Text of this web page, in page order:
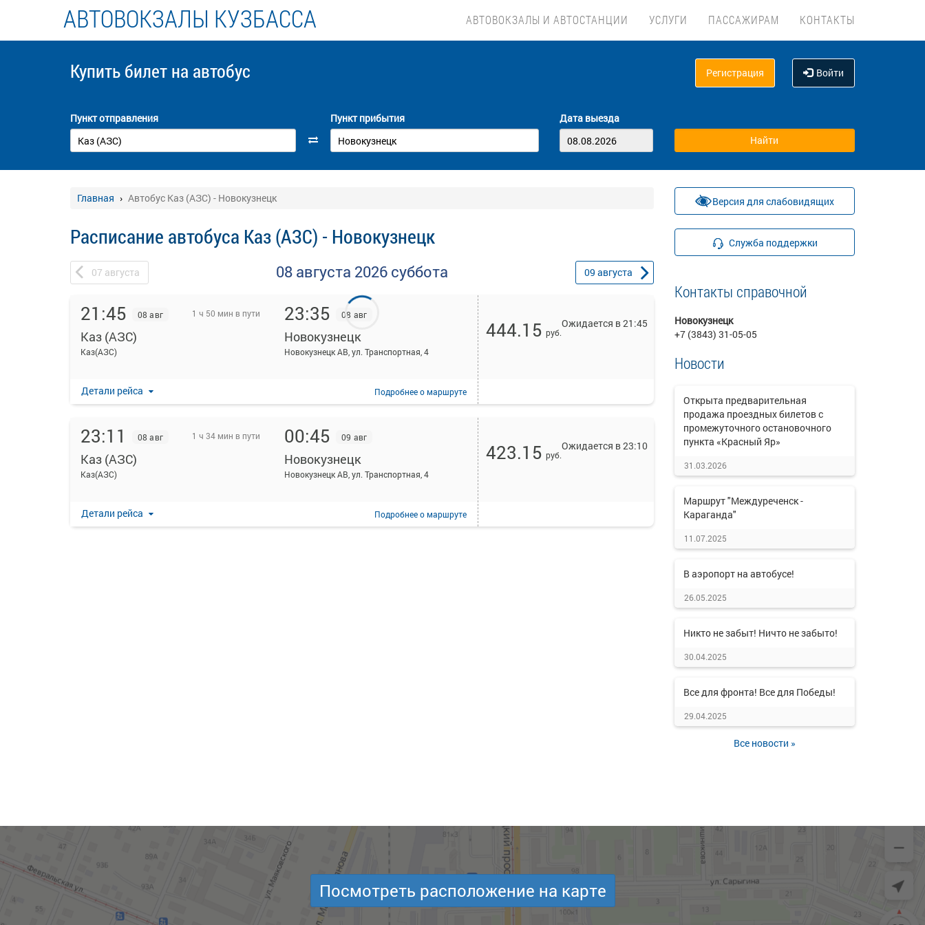
АВТОВОКЗАЛЫ КУЗБАССА АВТОВОКЗАЛЫ И АВТОСТАНЦИИ УСЛУГИ ПАССАЖИРАМ КОНТАКТЫ
Купить билет на автобус Регистрация Войти
Пункт отправления Пункт прибытия Дата выезда
Главная Автобус Каз (АЗС) - Новокузнецк
Расписание автобуса Каз (АЗС) - Новокузнецк
07 августа 08 августа 2026 суббота 09 августа
21:45 08 авг 1 ч 50 мин в пути
Каз (АЗС)
Каз(АЗС)
23:35 08 авг
Новокузнецк
Новокузнецк АВ, ул. Транспортная, 4
Детали рейса Подробнеео маршруте
444.15 руб.
Ожидается в 21:45
23:11 08 авг 1 ч 34 мин в пути
Каз (АЗС)
Каз(АЗС)
00:45 09 авг
Новокузнецк
Новокузнецк АВ, ул. Транспортная, 4
Детали рейса Подробнеео маршруте
423.15 руб.
Ожидается в 23:10
Версия для слабовидящих
Служба поддержки
Контакты справочной
Новокузнецк
+7 (3843) 31-05-05
Новости
Открыта предварительная
продажа проездных билетов с
промежуточного остановочного
пункта «Красный Яр»
31.03.2026
Маршрут "Междуреченск -
Караганда"
11.07.2025
В аэропорт на автобусе!
26.05.2025
Никто не забыт! Ничто не забыто!
30.04.2025
Все для фронта! Все для Победы!
29.04.2025
Все новости »
Посмотреть расположение на карте